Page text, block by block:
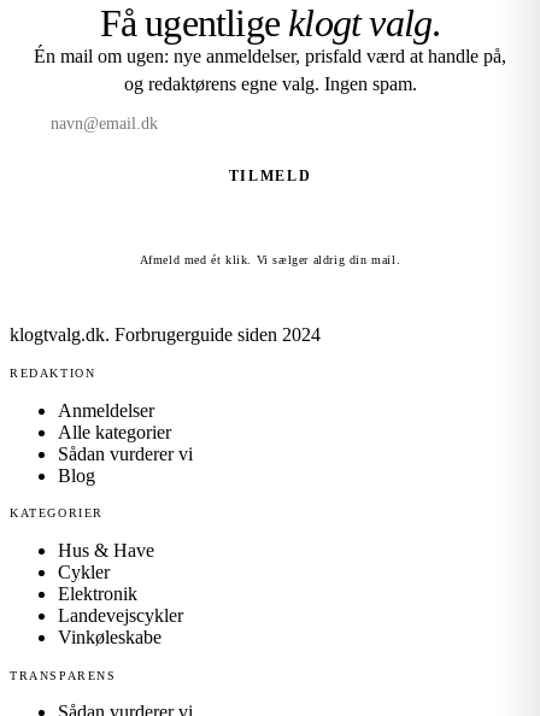
Få ugentlige klogt valg.
Én mail om ugen: nye anmeldelser, prisfald værd at handle på,
og redaktørens egne valg. Ingen spam.
TILMELD
Afmeld med ét klik. Vi sælger aldrig din mail.
klogtvalg.dk. Forbrugerguide siden 2024
REDAKTION
Anmeldelser
Alle kategorier
Sådan vurderer vi
Blog
KATEGORIER
Hus & Have
Cykler
Elektronik
Landevejscykler
Vinkøleskabe
TRANSPARENS